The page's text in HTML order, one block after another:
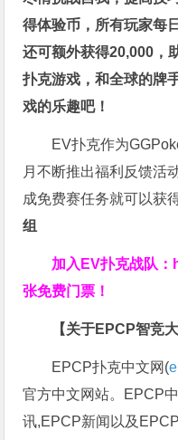
得体验币，所有玩家每
还可额外获得20,000，
扑克游戏，和全球的牌
戏的乐趣吧！
EV扑克作为
月不断推出福利反馈活
成免费赛任务就可以
组
加入EV扑克战队：
张免费门票！
【关于EPCP智竞
EPCP扑克中文网(
官方中文网站。EPCP
讯,EPCP新闻以及